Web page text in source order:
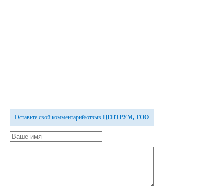
Оставьте свой комментарий/отзыв ЦЕНТРУМ, ТОО